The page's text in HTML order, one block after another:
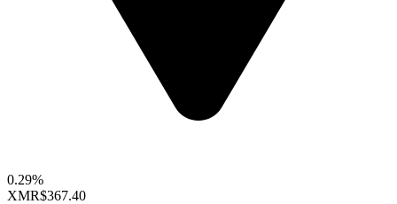
0.29%
XMR$367.40